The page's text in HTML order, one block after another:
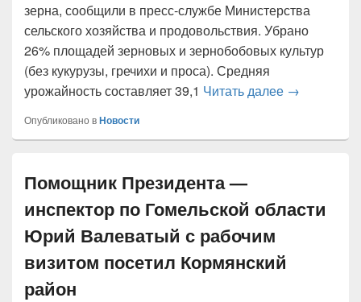
зерна, сообщили в пресс-службе Министерства
сельского хозяйства и продовольствия. Убрано
26% площадей зерновых и зернобобовых культур
(без кукурузы, гречихи и проса). Средняя
урожайность составляет 39,1 Читать далее В Беларуси
→
Опубликовано вНовости
Помощник Президента —
инспектор по Гомельской области
Юрий Валеватый с рабочим
визитом посетил Кормянский
район